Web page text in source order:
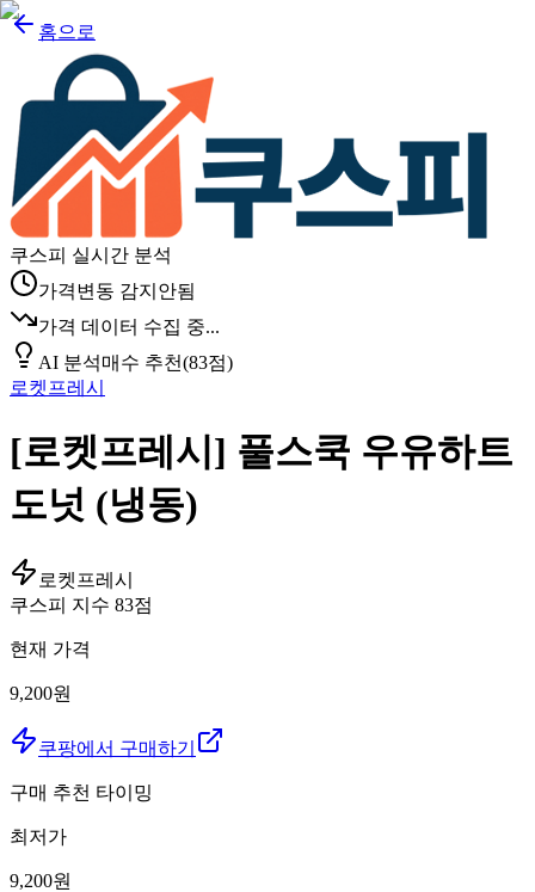
홈으로
쿠스피 실시간 분석
가격변동 감지안됨
가격 데이터 수집 중...
AI 분석매수 추천(83점)
로켓프레시
[로켓프레시] 풀스쿡 우유하트
도넛 (냉동)
로켓프레시
쿠스피 지수 83점
현재 가격
9,200원
쿠팡에서 구매하기
구매 추천 타이밍
최저가
9,200원